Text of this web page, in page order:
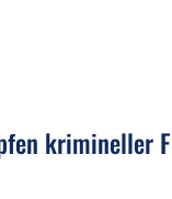
krimineller